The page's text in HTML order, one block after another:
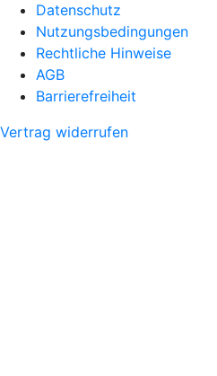
Datenschutz
Nutzungsbedingungen
Rechtliche Hinweise
AGB
Barrierefreiheit
Vertrag widerrufen